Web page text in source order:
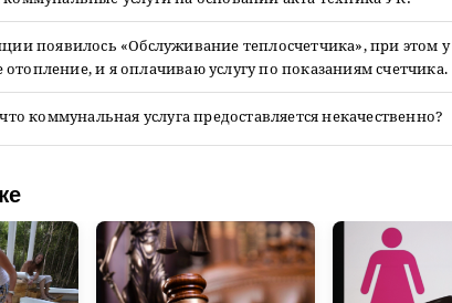
появилось «Обслуживание теплосчетчика», при этом
и я оплачиваю услугу по показаниям счетчика.
коммунальная услуга предоставляется некачественно?